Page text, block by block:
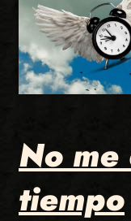
No
tiempo